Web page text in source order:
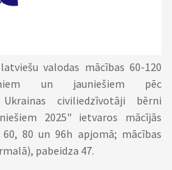
valodas mācības 60-120
un jauniešiem pēc
Ukrainas civiliedzīvotāji bērni
2025" ietvaros mācījās
60, 80 un 96h apjomā; mācības
pabeidza 47.